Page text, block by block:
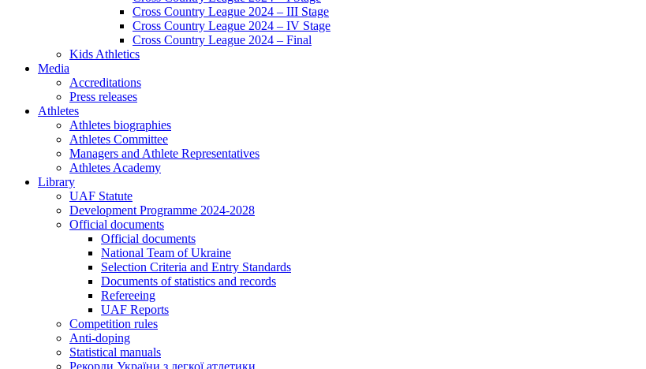
Cross Country League 2024 – III Stage
Cross Country League 2024 – IV Stage
Cross Country League 2024 – Final
Kids Athletics
Media
Accreditations
Press releases
Athletes
Athletes biographies
Athletes Committee
Managers and Athlete Representatives
Athletes Academy
Library
UAF Statute
Development Programme 2024-2028
Official documents
Official documents
National Team of Ukraine
Selection Criteria and Entry Standards
Documents of statistics and records
Refereeing
UAF Reports
Competition rules
Anti-doping
Statistical manuals
Рекорди України з легкої атлетики